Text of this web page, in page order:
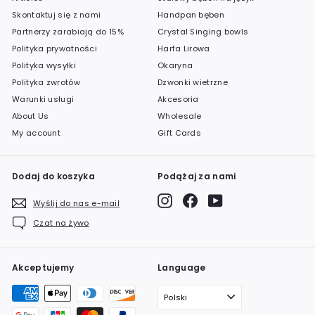
Skontaktuj się z nami
Partnerzy zarabiają do 15%
Polityka prywatności
Polityka wysyłki
Polityka zwrotów
Warunki usługi
About Us
My account
Handpan bęben
Crystal Singing bowls
Harfa Lirowa
Okaryna
Dzwonki wietrzne
Akcesoria
Wholesale
Gift Cards
Dodaj do koszyka
Wyślij do nas e-mail
Czat na żywo
Podążaj za nami
InstagramFacebookYouTube
Akceptujemy Language
Polski